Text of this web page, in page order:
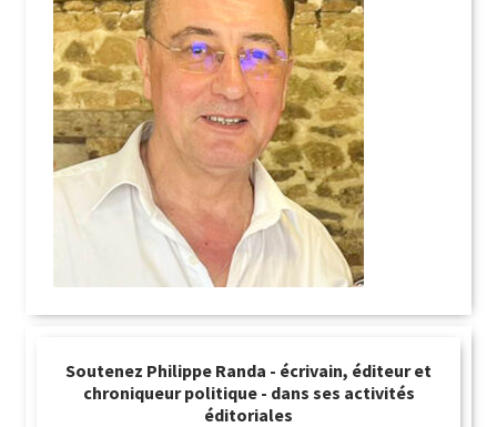
Soutenez Philippe Randa - écrivain, éditeur et
chroniqueur politique - dans ses activités
éditoriales